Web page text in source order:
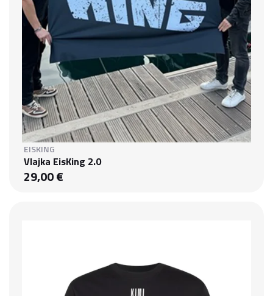
EISKING
Vlajka EisKing 2.0
29,00 €